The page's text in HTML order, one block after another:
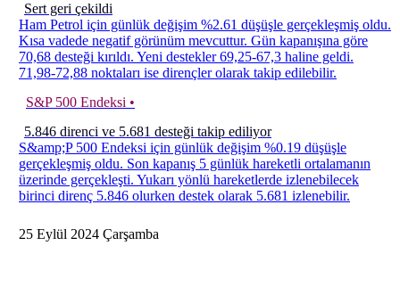
Sert geri çekildi
Ham Petrol için günlük değişim %2.61 düşüşle gerçekleşmiş oldu.
Kısa vadede negatif görünüm mevcuttur. Gün kapanışına göre
70,68 desteği kırıldı. Yeni destekler 69,25-67,3 haline geldi.
71,98-72,88 noktaları ise dirençler olarak takip edilebilir.
S&P 500 Endeksi •
5.846 direnci ve 5.681 desteği takip ediliyor
S&amp;P 500 Endeksi için günlük değişim %0.19 düşüşle
gerçekleşmiş oldu. Son kapanış 5 günlük hareketli ortalamanın
üzerinde gerçekleşti. Yukarı yönlü hareketlerde izlenebilecek
birinci direnç 5.846 olurken destek olarak 5.681 izlenebilir.
25 Eylül 2024 Çarşamba